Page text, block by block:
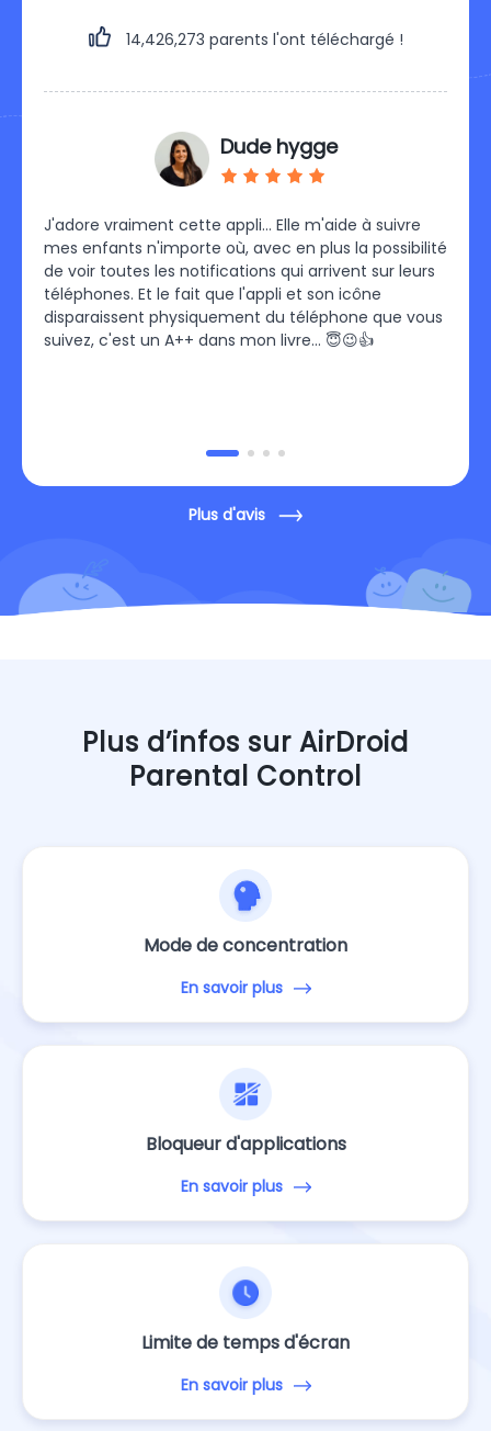
14,426,273 parents l'ont téléchargé !
Dude hygge
J'adore vraiment cette appli… Elle m'aide à suivre
mes enfants n'importe où, avec en plus la possibilité
de voir toutes les notifications qui arrivent sur leurs
téléphones. Et le fait que l'appli et son icône
disparaissent physiquement du téléphone que vous
suivez, c'est un A++ dans mon livre… 😇😉👍
Plus d'avis
Plus d’infos sur AirDroid
Parental Control
Mode de concentration
En savoir plus
Bloqueur d'applications
En savoir plus
Limite de temps d'écran
En savoir plus